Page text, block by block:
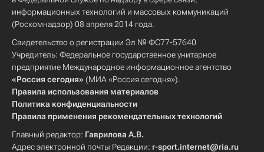
информационных технологий и массовых коммуникаций
(Роскомнадзор) 08 апреля 2014 года.
Свидетельство о регистрации Эл № ФС77-57640
Учредитель: Федеральное государственное унитарное
предприятие Международное информационное агентство
«Россия сегодня» (МИА «Россия сегодня»).
Правила использования материалов
Политика конфиденциальности
Правила применения рекомендательных технологий
Главный редактор: Гаврилова А.В.
Адрес электронной почты Редакции: r-sport.internet@ria.ru